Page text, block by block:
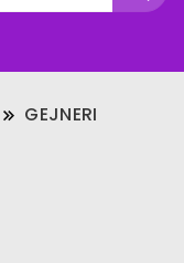
GEJNERI